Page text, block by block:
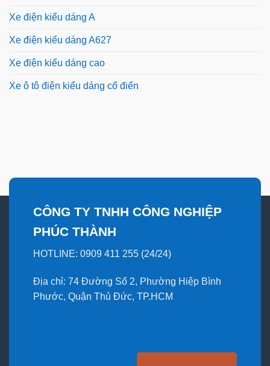
Xe điện kiểu dáng A
Xe điện kiểu dáng A627
Xe điện kiểu dáng cao
Xe ô tô điện kiểu dáng cổ điển
CÔNG TY TNHH CÔNG NGHIỆP
PHÚC THÀNH
HOTLINE: 0909 411 255 (24/24)
Địa chỉ: 74 Đường Số 2, Phường Hiệp Bình
Phước, Quận Thủ Đức, TP.HCM